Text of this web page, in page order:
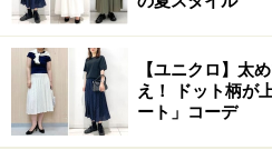
トやパーカなどのカジュアル
程よいミックスカジュアルに
すいポイントです。
また、こちらの「シフォンプ
【ユニクロ】太
え！ ドット柄が
ート」コーデ